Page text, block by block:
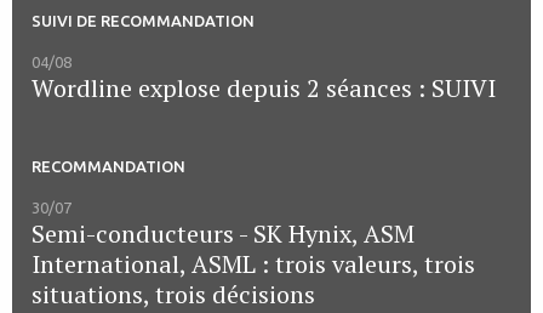
SUIVI DE RECOMMANDATION
04/08
Wordline explose depuis 2 séances : SUIVI
RECOMMANDATION
30/07
Semi-conducteurs - SK Hynix, ASM
International, ASML : trois valeurs, trois
situations, trois décisions